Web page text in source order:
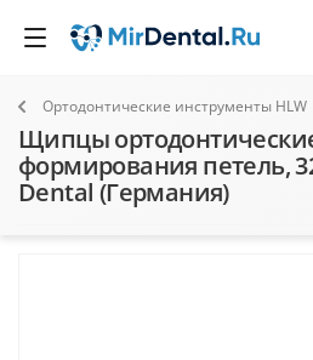
Ортодонтические инструменты HLW
Щипцы
формирования петель,
Dental (Германия)